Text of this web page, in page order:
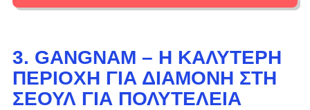
3. GANGNAM – Η ΚΑΛΎΤΕΡΗ
ΠΕΡΙΟΧΉ ΓΙΑ ΔΙΑΜΟΝΉ ΣΤΗ
ΣΕΟΎΛ ΓΙΑ ΠΟΛΥΤΈΛΕΙΑ